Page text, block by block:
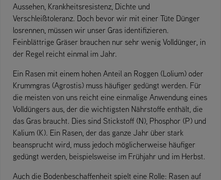
Aussehen, Krankheitsresistenz, Dichte und
Verschleißtoleranz. Doch bevor wir mit einer Tüte Dünger
losrennen, müssen wir unser Gras identifizieren.
Feinblättrige Gräser brauchen nur sehr wenig Volldünger, in
der Regel reicht einmal im Jahr.
Ein Rasen mit einem hohen Anteil an Roggen (Lolium) oder
Krummgras (Agrostis) muss häufiger gedüngt werden. Für
die meisten von uns reicht eine einmalige Anwendung eines
Volldüngers aus, der die wichtigsten Nährstoffe enthält, die
das Gras braucht. Dies sind Stickstoff (N), Phosphor (P) und
Kalium (K). Ein Rasen, der das ganze Jahr über stark
beansprucht wird, muss jedoch möglicherweise häufiger
gedüngt werden, beispielsweise im Frühjahr und im Herbst.
Auch die Bodenbeschaffenheit spielt eine Rolle: Rasen auf